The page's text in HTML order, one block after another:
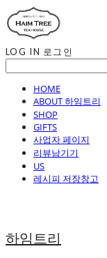
LOG IN 로그인
HOME
ABOUT 하임트리
SHOP
GIFTS
사업자 페이지
리뷰남기기
US
레시피 저장창고
하임트리